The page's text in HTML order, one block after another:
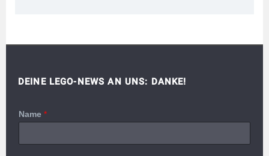
DEINE LEGO-NEWS AN UNS: DANKE!
Name *